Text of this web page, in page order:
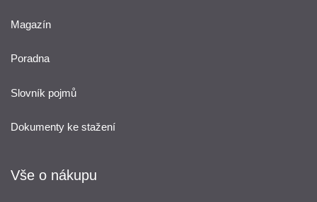
Magazín
Poradna
Slovník pojmů
Dokumenty ke stažení
Vše o nákupu